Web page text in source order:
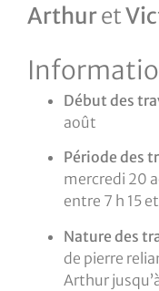
Arthuret
Début des
août
Période des
mercredi 20
entre 7 h 15
Nature des
de pierre
Arthur